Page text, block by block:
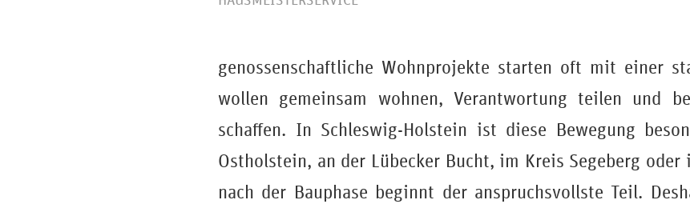
genossenschaftliche Wohnprojekte starten oft mit einer
wollen gemeinsam wohnen, Verantwortung teilen und
schaffen. In Schleswig-Holstein ist diese Bewegung
Ostholstein, an der Lübecker Bucht, im Kreis Segeberg oder
nach der Bauphase beginnt der anspruchsvollste Teil.